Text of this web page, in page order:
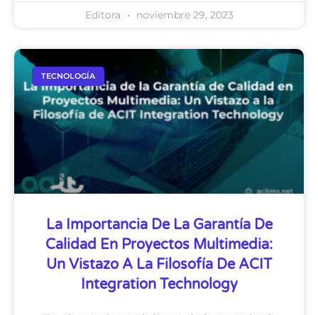
Editora noviembre 29, 2023
TECNOLOGÍA
La Importancia De La Garantía De
Calidad En Proyectos Multimedia:
Un Vistazo A La Filosofía De ACIT
Integration Technology